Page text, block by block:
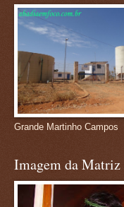
Grande Martinho Campos
Imagem da Matriz